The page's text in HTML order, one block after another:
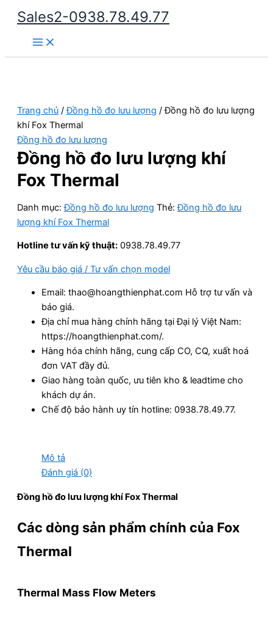
Nhảy
dung
Sales2-0938.78.49.77
Main
Menu
Trang chủ /Đồng hồ đo lưu lượng / Đồng hồ đo lưu lượng
khí Fox Thermal
Đồng hồ đo lưu lượng
Đồng hồ đo lưu lượng khí
Fox Thermal
Danh mục:Đồng hồ đo lưu lượng Thẻ:Đồng hồ đo lưu
lượng khí Fox Thermal
Hotline tư vấn kỹ thuật: 0938.78.49.77
Yêu cầu báo giá / Tư vấn chọn model
Email: thao@hoangthienphat.com Hỗ trợ tư vấn và
báo giá.
Địa chỉ mua hàng chính hãng tại Đại lý Việt Nam:
https://hoangthienphat.com/.
Hàng hóa chính hãng, cung cấp CO, CQ, xuất hoá
đơn VAT đầy đủ.
Giao hàng toàn quốc, ưu tiên kho & leadtime cho
khách dự án.
Chế độ bảo hành uy tín hotline: 0938.78.49.77.
Mô tả
Đánh giá (0)
Đồng hồ đo lưu lượng khí Fox Thermal
Các dòng sản phẩm chính của Fox
Thermal
Thermal Mass Flow Meters